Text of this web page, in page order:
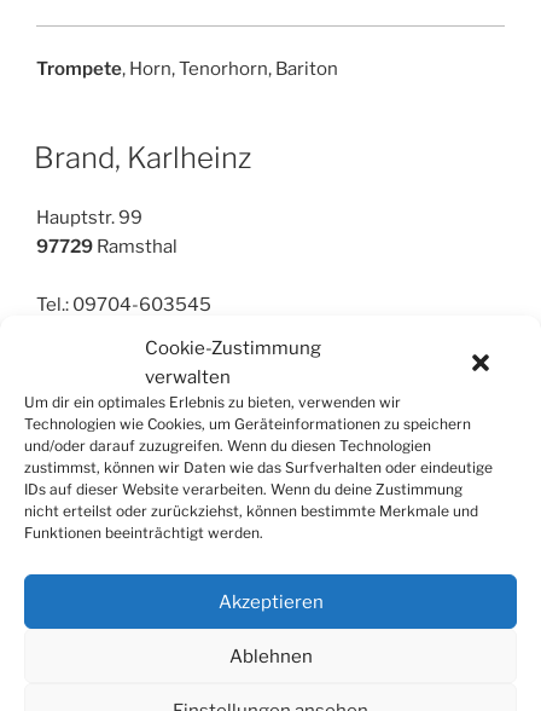
Cookie-Zustimmung
verwalten
Um dir ein optimales Erlebnis zu bieten, verwenden wir
Technologien wie Cookies, um Geräteinformationen zu speichern
und/oder darauf zuzugreifen. Wenn du diesen Technologien
zustimmst, können wir Daten wie das Surfverhalten oder eindeutige
IDs auf dieser Website verarbeiten. Wenn du deine Zustimmung
nicht erteilst oder zurückziehst, können bestimmte Merkmale und
Funktionen beeinträchtigt werden.
Akzeptieren
Ablehnen
Trompete, Horn, Tenorhorn, Bariton
Brand, Karlheinz
Hauptstr. 99
97729 Ramsthal
Tel.: 09704-603545
Tenorhorn,Bariton
SUCHE